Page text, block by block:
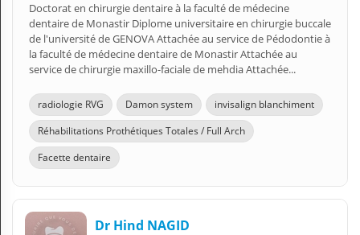
Doctorat en chirurgie dentaire à la faculté de médecine
dentaire de Monastir Diplome universitaire en chirurgie buccale
de l'université de GENOVA Attachée au service de Pédodontie à
la faculté de médecine dentaire de Monastir Attachée au
service de chirurgie maxillo-faciale de mehdia Attachée...
radiologie RVG Damon system
invisalign blanchiment
Réhabilitations Prothétiques Totales / Full Arch
Facette dentaire
Dr Hind NAGID